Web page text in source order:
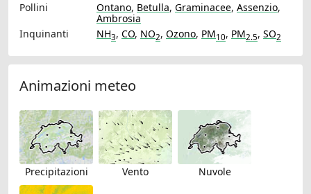
Pollini
Ontano, Betulla, Graminacee, Assenzio,
Ambrosia
Inquinanti
NH3, CO, NO2, Ozono, PM10, PM2.5, SO2
Animazioni meteo
Precipitazioni Vento Nuvole